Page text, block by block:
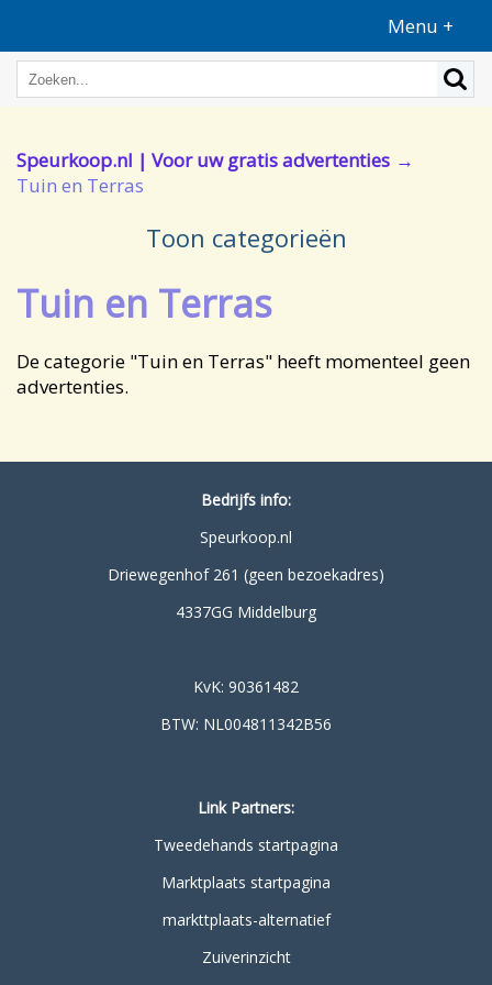
Menu +
Speurkoop.nl | Voor uw gratis advertenties
Tuin en Terras
Toon categorieën
Tuin en Terras
De categorie "Tuin en Terras" heeft momenteel geen
advertenties.
Bedrijfs info:
Speurkoop.nl
Driewegenhof 261 (geen bezoekadres)
4337GG Middelburg
KvK: 90361482
BTW: NL004811342B56
Link Partners:
Tweedehands startpagina
Marktplaats startpagina
markttplaats-alternatief
Zuiverinzicht